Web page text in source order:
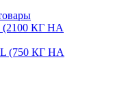
КГ НА
(750 КГ НА